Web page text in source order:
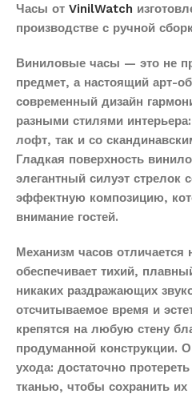
Часы от VinilWatch
производстве с ручной
Виниловые часы — это не
предмет, а настоящий арт-
современный дизайн
разными стилями
лофт, так и со
Гладкая поверхность
элегантный силуэт стрелок
эффектную композицию,
внимание гостей.
Механизм часов отличается
обеспечивает тихий,
никаких раздражающих
отсчитываемое время и
крепятся на любую стену
продуманной конструкции.
ухода: достаточно
тканью, чтобы сохранить